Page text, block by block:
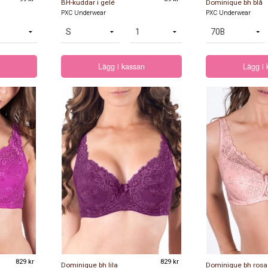
BH-kuddar i gelé
PXC Underwear
Lägg i kassan
Dominique bh blå
PXC Underwear
Lägg i
829 kr Dominique bh lila 829 kr Dominique bh rosa